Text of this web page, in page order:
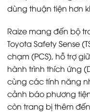
dùng thuận tiện hơn
Raize mang đến bộ
Toyota Safety Sense
chạm (PCS), hỗ trợ
hành trình thích ứng
cùng các tính năng
cảnh báo phương
còn trang bị thêm